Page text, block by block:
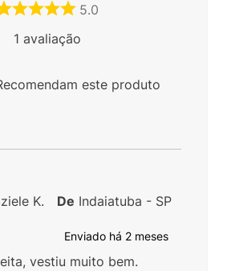
5.0
1 avaliação
este produto
Enviado há 2 meses
vestiu muito bem.
K. De Indaiatuba - SP